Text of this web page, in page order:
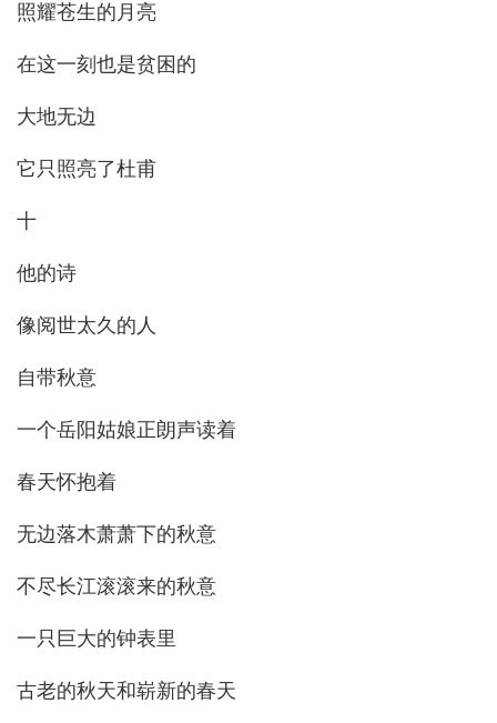
照耀苍生的月亮
在这一刻也是贫困的
大地无边
它只照亮了杜甫
十
他的诗
像阅世太久的人
自带秋意
一个岳阳姑娘正朗声读着
春天怀抱着
无边落木萧萧下的秋意
不尽长江滚滚来的秋意
一只巨大的钟表里
古老的秋天和崭新的春天